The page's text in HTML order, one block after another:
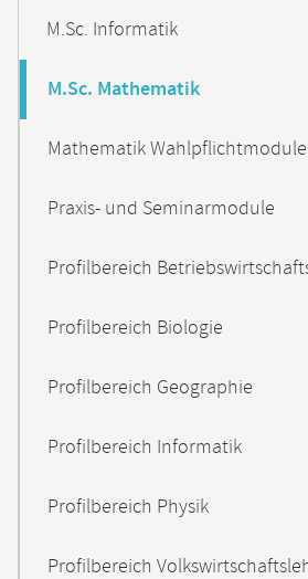
M.Sc. Informatik
M.Sc. Mathematik
Mathematik Wahlpflichtmodule
Praxis- und Seminarmodule
Profilbereich
Profilbereich Biologie
Profilbereich Geographie
Profilbereich Informatik
Profilbereich Physik
Profilbereich